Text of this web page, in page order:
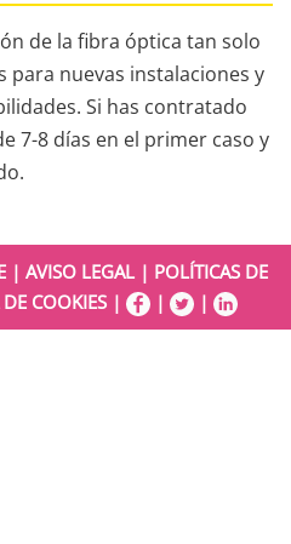
de la fibra óptica tan solo
para nuevas instalaciones y
Si has contratado
7-8 días en el primer caso y
| AVISO LEGAL | POLÍTICAS DE
COOKIES | | |